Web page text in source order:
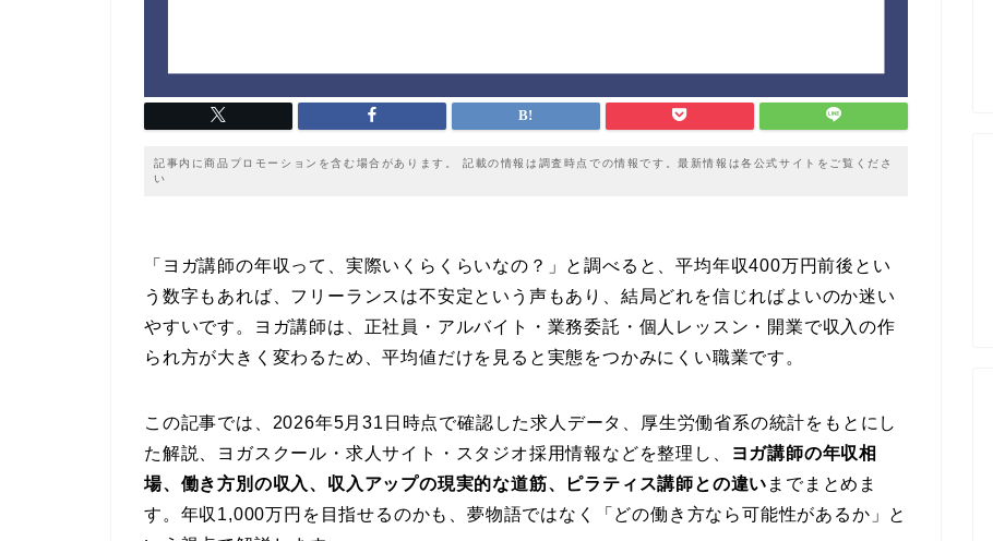
記事内に商品プロモーションを含む場合があります。 記載の情報は調査時点での情報です。最新情報は各公式サイトをご覧くださ
い
「ヨガ講師の年収って、実際いくらくらいなの？」と調べると、平均年収400万円前後とい
う数字もあれば、フリーランスは不安定という声もあり、結局どれを信じればよいのか迷い
やすいです。ヨガ講師は、正社員・アルバイト・業務委託・個人レッスン・開業で収入の作
られ方が大きく変わるため、平均値だけを見ると実態をつかみにくい職業です。
この記事では、2026年5月31日時点で確認した求人データ、厚生労働省系の統計をもとにし
た解説、ヨガスクール・求人サイト・スタジオ採用情報などを整理し、
ヨガ講師の年収相
場、働き方別の収入、収入アップの現実的な道筋、ピラティス講師との違い までまとめま
す。年収1,000万円を目指せるのかも、夢物語ではなく「どの働き方なら可能性があるか」と